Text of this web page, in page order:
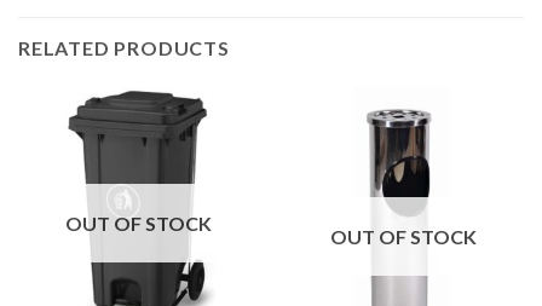
RELATED PRODUCTS
OUT OF STOCK
OUT OF STOCK